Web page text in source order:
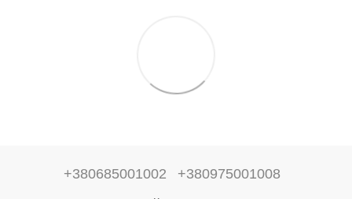
+380685001002 +380975001008